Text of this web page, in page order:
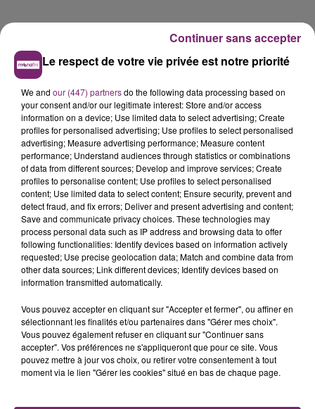
La Bulle - Guinguette éphémère
de Frelinghien !
éclipse solaire du 12 Août 2026
Le respect de votre vie privée est notre priorité
We and our (447) partnersdo the following data processing based on
your consent and/or our legitimate interest: Store and/or access
information on a device; Use limited data to select advertising; Create
profiles for personalised advertising; Use profiles to select personalised
advertising; Measure advertising performance; Measure content
performance; Understand audiences through statistics or combinations
of data from different sources; Develop and improve services; Create
profiles to personalise content; Use profiles to select personalised
content; Use limited data to select content; Ensure security, prevent and
detect fraud, and fix errors; Deliver and present advertising and content;
Save and communicate privacy choices. These technologies may
process personal data such as IP address and browsing data to offer
following functionalities: Identify devices based on information actively
requested; Use precise geolocation data; Match and combine data from
other data sources; Link different devices; Identify devices based on
information transmitted automatically.
Vous pouvez accepter en cliquant sur "Accepter et fermer", ou affiner en
sélectionnant les finalités et/ou partenaires dans "Gérer mes choix".
Vous pouvez également refuser en cliquant sur "Continuer sans
accepter". Vos préférences ne s'appliqueront que pour ce site. Vous
pouvez mettre à jour vos choix, ou retirer votre consentement à tout
moment via le lien "Gérer les cookies" situé en bas de chaque page.
Continuer sans accepter